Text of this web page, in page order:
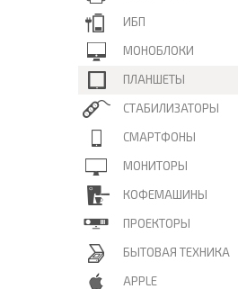
ИБП
МОНОБЛОКИ
ПЛАНШЕТЫ
СТАБИЛИЗАТОРЫ
СМАРТФОНЫ
МОНИТОРЫ
КОФЕМАШИНЫ
ПРОЕКТОРЫ
БЫТОВАЯ ТЕХНИКА
APPLE